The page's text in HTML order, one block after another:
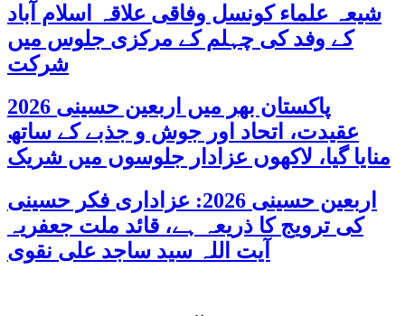
شیعہ علماء کونسل وفاقی علاقہ اسلام آباد
کے وفد کی چہلم کے مرکزی جلوس میں
شرکت
پاکستان بھر میں اربعین حسینی 2026
عقیدت، اتحاد اور جوش و جذبے کے ساتھ
منایا گیا، لاکھوں عزادار جلوسوں میں شریک
اربعین حسینی 2026: عزاداری فکر حسینی
کی ترویج کا ذریعہ ہے، قائد ملت جعفریہ
آیت اللہ سید ساجد علی نقوی